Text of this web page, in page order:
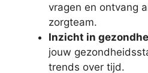
vragen en ontvang
zorgteam.
Inzicht in
jouw
trends over tijd.